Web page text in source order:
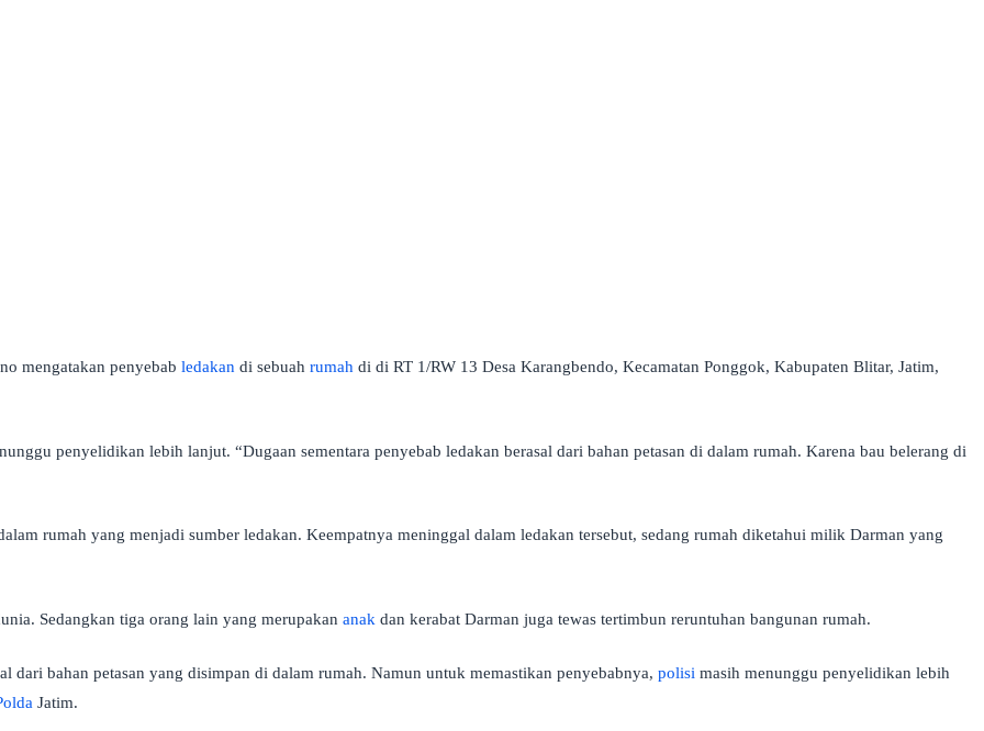
mengatakan penyebab ledakan di sebuah rumah di di RT 1/RW 13 Desa Karangbendo, Kecamatan Ponggok, Kabupaten Blitar, Jatim,
penyelidikan lebih lanjut. “Dugaan sementara penyebab ledakan berasal dari bahan petasan di dalam rumah. Karena bau belerang di
rumah yang menjadi sumber ledakan. Keempatnya meninggal dalam ledakan tersebut, sedang rumah diketahui milik Darman yang
Sedangkan tiga orang lain yang merupakan anak dan kerabat Darman juga tewas tertimbun reruntuhan bangunan rumah.
dari bahan petasan yang disimpan di dalam rumah. Namun untuk memastikan penyebabnya, polisi masih menunggu penyelidikan lebih
Jatim.